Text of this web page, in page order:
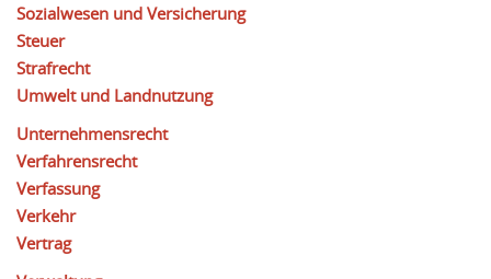
Sozialwesen und Versicherung
Steuer
Strafrecht
Umwelt und Landnutzung
Unternehmensrecht
Verfahrensrecht
Verfassung
Verkehr
Vertrag